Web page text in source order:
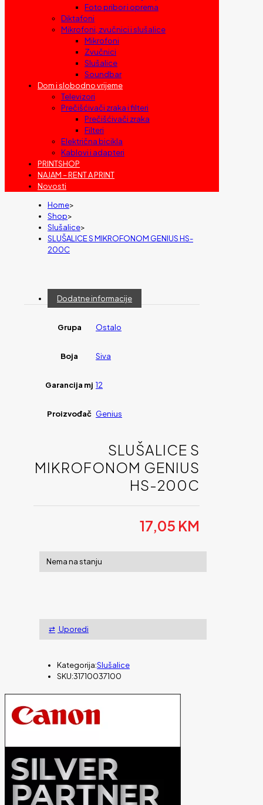
Foto pribor i oprema
Diktafoni
Mikrofoni, zvučnici i slušalice
Mikrofoni
Zvučnici
Slušalice
Soundbar
Dom i slobodno vrijeme
Televizori
Prečišćivači zraka i filteri
Prečišćivači zraka
Filteri
Električna bicikla
Kablovi i adapteri
PRINTSHOP
NAJAM – RENT A PRINT
Novosti
Home>
Shop>
Slušalice>
SLUŠALICE S MIKROFONOM GENIUS HS-
200C
Dodatne informacije
Grupa Ostalo
Boja Siva
Garancija mj 12
Proizvođač Genius
SLUŠALICE S
MIKROFONOM GENIUS
HS-200C
17,05 KM
Nema na stanju
Uporedi
Kategorija:Slušalice
SKU:31710037100